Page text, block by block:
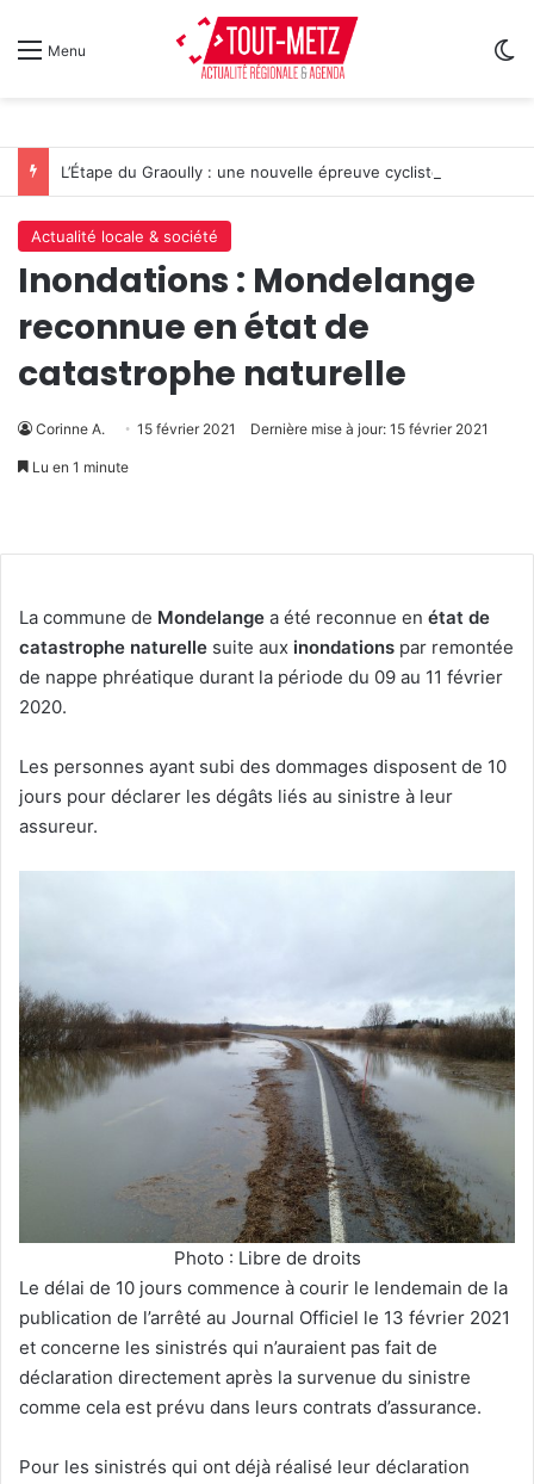
Menu
Actualité locale & société
Inondations : Mondelange
reconnue en état de
catastrophe naturelle
Corinne A. 15 février 2021 Dernière mise à jour: 15 février 2021
Lu en 1 minute
La commune de Mondelange a été reconnue en état de
catastrophe naturelle suite aux inondations par remontée
de nappe phréatique durant la période du 09 au 11 février
2020.
Les personnes ayant subi des dommages disposent de 10
jours pour déclarer les dégâts liés au sinistre à leur
assureur.
Photo : Libre de droits
Le délai de 10 jours commence à courir le lendemain de la
publication de l’arrêté au Journal Officiel le 13 février 2021
et concerne les sinistrés qui n’auraient pas fait de
déclaration directement après la survenue du sinistre
comme cela est prévu dans leurs contrats d’assurance.
Pour les sinistrés qui ont déjà réalisé leur déclaration